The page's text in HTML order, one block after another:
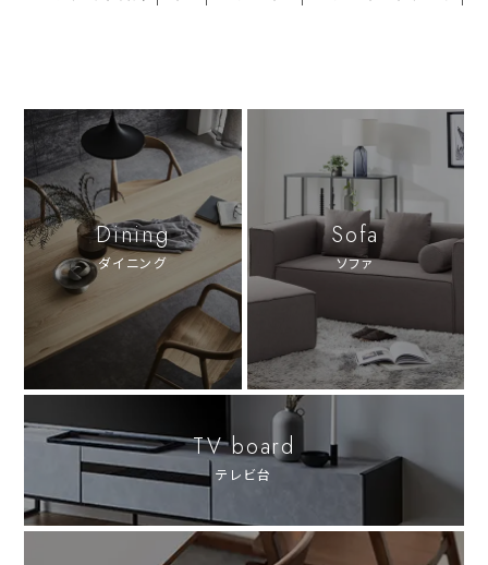
Dining
ダイニング
Sofa
ソファ
TV board
テレビ台